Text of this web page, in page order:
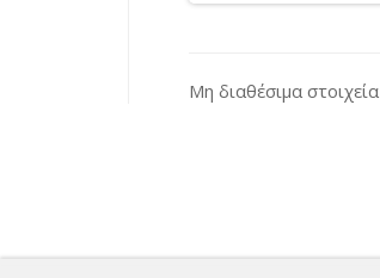
Μη διαθέσιμα στοιχεία